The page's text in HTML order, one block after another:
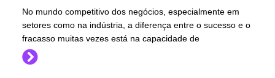
No mundo competitivo dos negócios, especialmente em
setores como na indústria, a diferença entre o sucesso e o
fracasso muitas vezes está na capacidade de